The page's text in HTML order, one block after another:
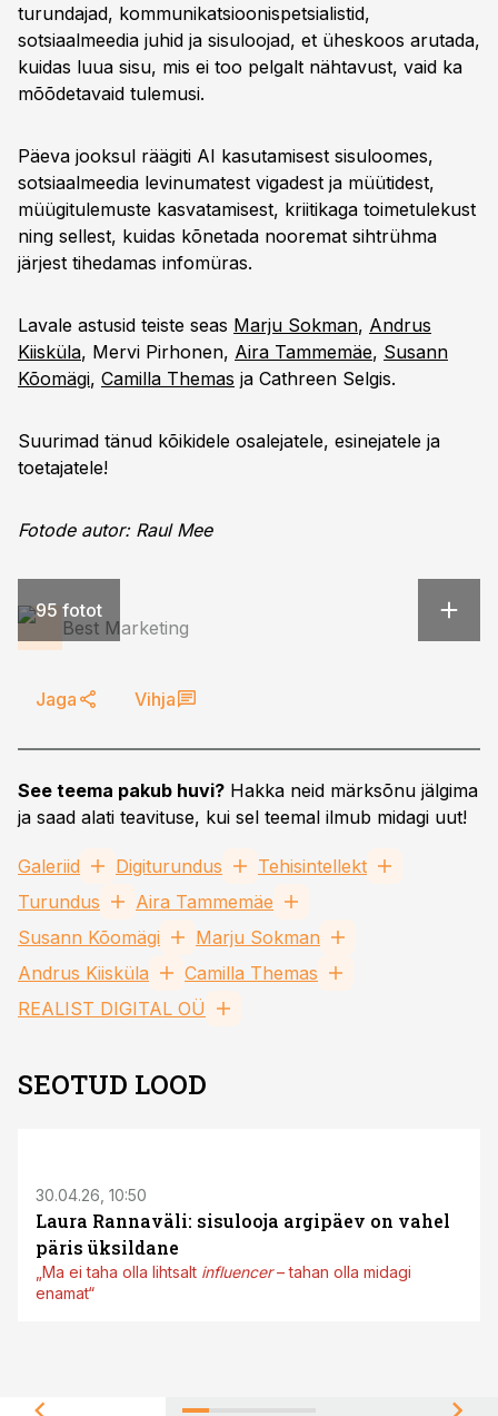
turundajad, kommunikatsioonispetsialistid,
sotsiaalmeedia juhid ja sisuloojad, et üheskoos arutada,
kuidas luua sisu, mis ei too pelgalt nähtavust, vaid ka
mõõdetavaid tulemusi.
Päeva jooksul räägiti AI kasutamisest sisuloomes,
sotsiaalmeedia levinumatest vigadest ja müütidest,
müügitulemuste kasvatamisest, kriitikaga toimetulekust
ning sellest, kuidas kõnetada nooremat sihtrühma
järjest tihedamas infomüras.
Lavale astusid teiste seas Marju Sokman, Andrus
Kiisküla, Mervi Pirhonen, Aira Tammemäe, Susann
Kõomägi, Camilla Themas ja Cathreen Selgis.
Suurimad tänud kõikidele osalejatele, esinejatele ja
toetajatele!
Fotode autor: Raul Mee
95 fotot
Best Marketing
Jaga Vihja
See teema pakub huvi? Hakka neid märksõnu jälgima
ja saad alati teavituse, kui sel teemal ilmub midagi uut!
Galeriid Digiturundus
Tehisintellekt
Turundus
Aira Tammemäe
Susann Kõomägi
Marju Sokman
Andrus Kiisküla
Camilla Themas
REALIST DIGITAL OÜ
SEOTUD LOOD
30.04.26, 10:50
Laura Rannaväli: sisulooja argipäev on vahel
päris üksildane
„Ma ei taha olla lihtsalt influencer– tahan olla midagi
enamat“